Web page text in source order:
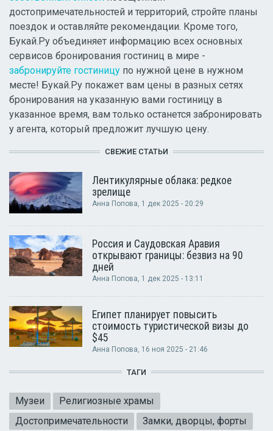
достопримечательностей и территорий, стройте планы
поездок и оставляйте рекомендации. Кроме того,
Букай.Ру объединяет информацию всех основных
сервисов бронирования гостиниц в мире -
забронируйте гостиницу по нужной цене в нужном
месте! Букай.Ру покажет вам цены в разных сетях
бронирования на указанную вами гостиницу в
указанное время, вам только останется забронировать
у агента, который предложит лучшую цену.
СВЕЖИЕ СТАТЬИ
Лентикулярные облака: редкое
зрелище
Анна Попова, 1 дек 2025 - 20:29
Россия и Саудовская Аравия
открывают границы: безвиз на 90
дней
Анна Попова, 1 дек 2025 - 13:11
Египет планирует повысить
стоимость туристической визы до
$45
Анна Попова, 16 ноя 2025 - 21:46
ТАГИ
Музеи
Религиозные храмы
Достопримечательности
Замки, дворцы, форты